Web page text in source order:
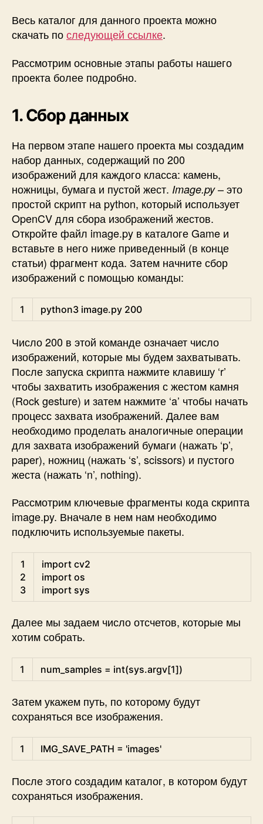
Весь каталог для данного проекта можно
скачать последующей ссылке.
Рассмотрим основные этапы работы нашего
проекта более подробно.
1. Сбор данных
На первом этапе нашего проекта мы создадим
набор данных, содержащий по 200
изображений для каждого класса: камень,
ножницы, бумага и пустой жест. Image.py– это
простой скрипт на python, который использует
OpenCV для сбора изображений жестов.
Откройте файл image.py в каталоге Game и
вставьте в него ниже приведенный (в конце
статьи) фрагмент кода. Затем начните сбор
изображений с помощью команды:
1 python3 image.py 200
Число 200 в этой команде означает число
изображений, которые мы будем захватывать.
После запуска скрипта нажмите клавишу ‘r’
чтобы захватить изображения с жестом камня
(Rock gesture) и затем нажмите ‘a’ чтобы начать
процесс захвата изображений. Далее вам
необходимо проделать аналогичные операции
для захвата изображений бумаги (нажать ‘p’,
paper), ножниц (нажать ‘s’, scissors) и пустого
жеста (нажать ‘n’, nothing).
Рассмотрим ключевые фрагменты кода скрипта
image.py. Вначале в нем нам необходимо
подключить используемые пакеты.
1
2
3
import cv2
import os
import sys
Далее мы задаем число отсчетов, которые мы
хотим собрать.
1 num_samples = int(sys.argv[1])
Затем укажем путь, по которому будут
сохраняться все изображения.
1 IMG_SAVE_PATH = 'images'
После этого создадим каталог, в котором будут
сохраняться изображения.